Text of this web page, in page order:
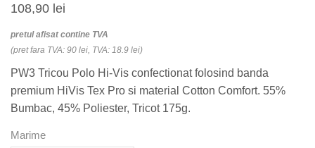
108,90 lei
pretul afisat contine TVA
(pret fara TVA: 90 lei, TVA: 18.9 lei)
PW3 Tricou Polo Hi-Vis confectionat folosind banda
premium HiVis Tex Pro si material Cotton Comfort. 55%
Bumbac, 45% Poliester, Tricot 175g.
Marime